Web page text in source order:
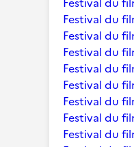
Festival du
Festival du
Festival du
Festival du
Festival du
Festival du
Festival du
Festival du